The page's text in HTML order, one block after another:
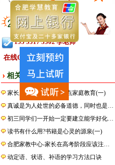
155 5517 3302 李老师
在线QQ:
相关文章
家长应该注意杜绝的七点家庭教育(一)
真诚是为人处世的必备道德，同时也是…
初三同学们一开始一定要建立能学好化…
读书有什么用?书籍是心灵的源泉(一)
合肥家教中心-家长在高考阶段应该注…
动定语、状语、补语的学习方法口诀